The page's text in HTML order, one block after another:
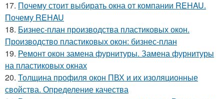
17. Почему стоит выбирать окна от компании REHAU.
Почему REHAU
18. Бизнес-план производства пластиковых окон.
Производство пластиковых окон: бизнес-план
19. Ремонт окон замена фурнитуры. Замена фурнитуры
на пластиковых окнах
20. Толщина профиля окон ПВХ и их изоляционные
свойства. Определение качества